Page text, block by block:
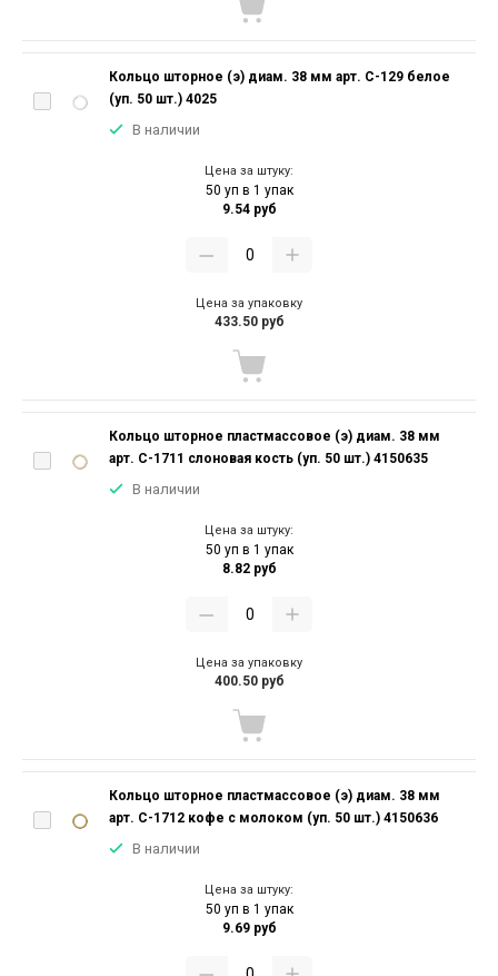
Кольцо шторное (э) диам. 38 мм арт. С-129 белое
(уп. 50 шт.) 4025
В наличии
Цена за штуку:
50 уп в 1 упак
9.54 руб
Цена за упаковку
433.50 руб
Кольцо шторное пластмассовое (э) диам. 38 мм
арт. С-1711 слоновая кость (уп. 50 шт.) 4150635
В наличии
Цена за штуку:
50 уп в 1 упак
8.82 руб
Цена за упаковку
400.50 руб
Кольцо шторное пластмассовое (э) диам. 38 мм
арт. С-1712 кофе с молоком (уп. 50 шт.) 4150636
В наличии
Цена за штуку:
50 уп в 1 упак
9.69 руб